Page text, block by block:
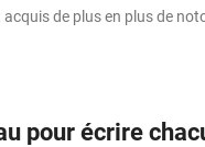
de plus en plus de
pour écrire